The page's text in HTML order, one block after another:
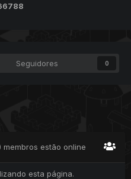
Seguidores 0
membros estão online
esta página.